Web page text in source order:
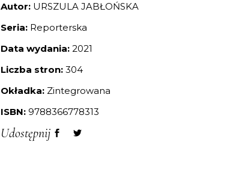
Autor: URSZULA JABŁOŃSKA
Seria: Reporterska
Data wydania: 2021
Liczba stron: 304
Okładka: Zintegrowana
ISBN: 9788366778313
Udostępnij